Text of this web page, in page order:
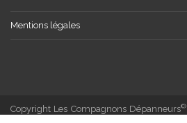
Mentions légales
Copyright Les Compagnons Dépanneurs©